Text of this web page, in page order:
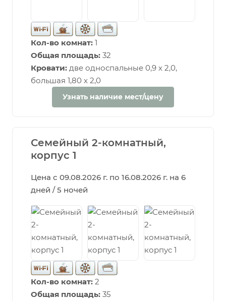
Кол-во комнат: 1
Общая площадь: 32
Кровати: две односпальные 0,9 х 2,0,
большая 1,80 х 2,0
Узнать наличие мест/цену
Семейный 2-комнатный,
корпус 1
Цена с 09.08.2026 г. по 16.08.2026 г. на 6
дней / 5 ночей
Кол-во комнат: 2
Общая площадь: 35